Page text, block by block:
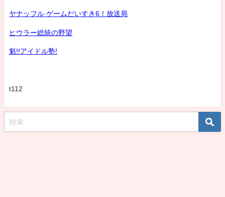
ヤナッフル ゲームだいすき6！放送局
ヒウラー総統の野望
魁!!アイドル塾!
t112